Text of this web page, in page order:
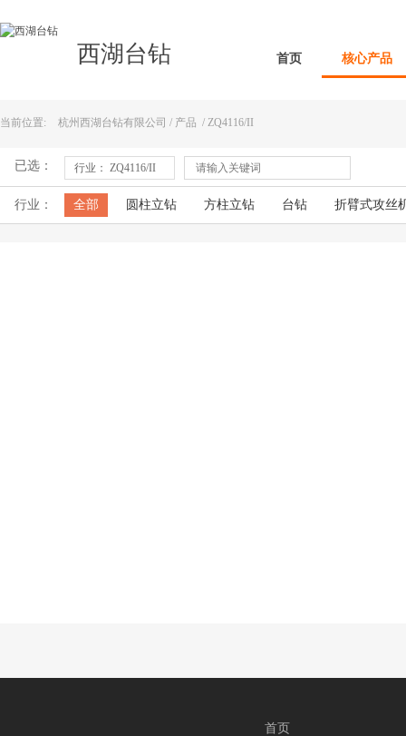
西湖台钻 首页 核心产品
当前位置: 杭州西湖台钻有限公司 / 产品 / ZQ4116/II
已选： 行业： ZQ4116/II
行业： 全部 圆柱立钻 方柱立钻 台钻 折臂式攻丝
首页